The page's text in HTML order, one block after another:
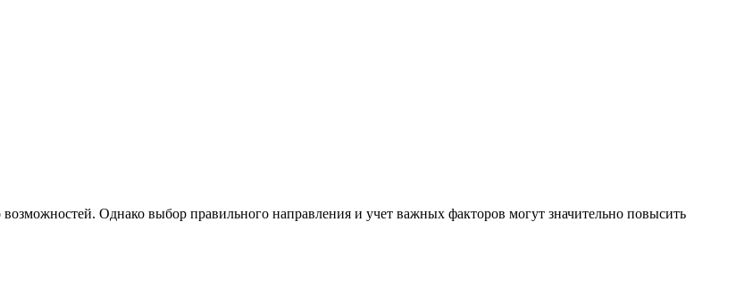
Однако выбор правильного направления и учет важных факторов могут значительно повысить